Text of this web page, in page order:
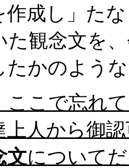
作成し」た
た観念文を
たかのよう
ここで忘れ
上人から御
文について